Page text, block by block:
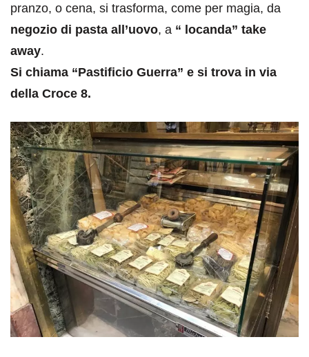
pranzo, o cena, si trasforma, come per magia, da
negozio di pasta all’uovo, a “ locanda” take
away.
Si chiama “Pastificio Guerra” e si trova in via
della Croce 8.